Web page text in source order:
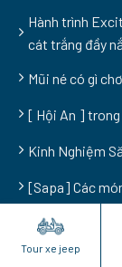
Hành trình
cát trắng đầy
Mũi né có gì
[ Hội An ]
Kinh Nghiệm
[Sapa] Các
Tour xe jeep